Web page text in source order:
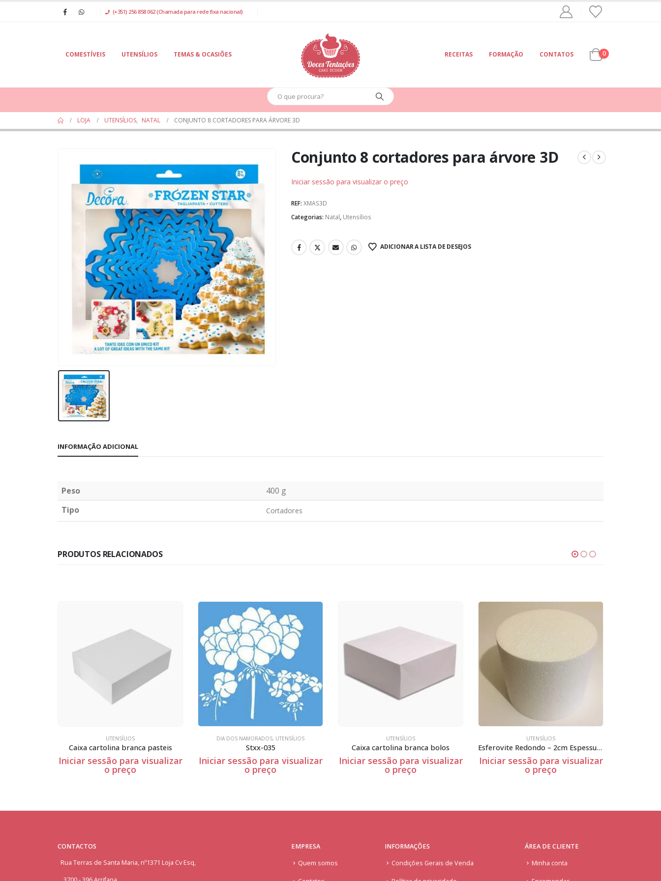
(+351) 256 858 062 (Chamada para rede fixa nacional)
COMESTÍVEIS UTENSÍLIOS TEMAS & OCASIÕES RECEITAS FORMAÇÃO CONTATOS 0
LOJA UTENSÍLIOS, NATAL CONJUNTO 8 CORTADORES PARA ÁRVORE 3D
Conjunto 8 cortadores para árvore 3D
Iniciar sessão para visualizar o preço
REF: XMAS3D
Categorias: Natal, Utensílios
ADICIONAR A LISTA DE DESEJOS
INFORMAÇÃO ADICIONAL
Peso
400 g
Tipo
Cortadores
PRODUTOS RELACIONADOS
visualizar
DIA DOS NAMORADOS
Stxx-035
Iniciar sessão para visualizar
o preço
UTENSÍLIOS
Caixa cartolina branca bolos
Iniciar sessão para visualizar
o preço
UTENSÍLIOS
Esferovite Redondo – 2cm Espessura
Iniciar sessão para visualizar
o preço
UTENSÍLIOS
Iniciar sessão para visualizar
o preço
CONTACTOS
Rua Terras de Santa Maria, nº1371 Loja Cv Esq,
EMPRESA
Quem somos
INFORMAÇÕES
Condições Gerais de Venda
ÁREA DE CLIENTE
Minha conta